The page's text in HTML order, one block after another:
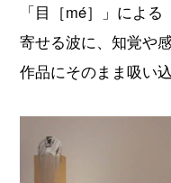
「目［mé］」によ
寄せる波に、知覚や
作品にそのまま吸い